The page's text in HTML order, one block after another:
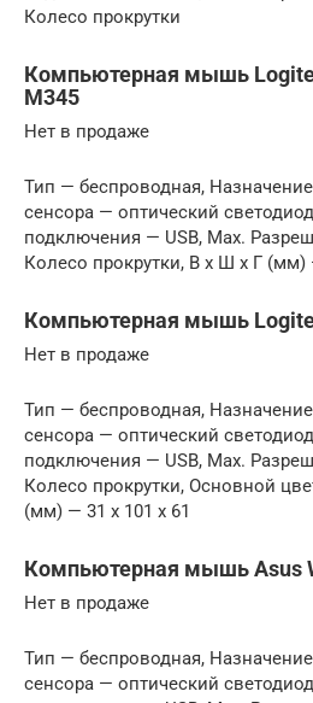
Колесо прокрутки
Компьютерная мышь
M345
Нет в продаже
Тип — беспроводная,
сенсора — оптический
подключения — USB, Max.
Колесо прокрутки, В x Ш x Г (мм)
Компьютерная мышь
Нет в продаже
Тип — беспроводная,
сенсора — оптический
подключения — USB, Max.
Колесо прокрутки, Основной
(мм) — 31 x 101 x 61
Компьютерная мышь Asus
Нет в продаже
Тип — беспроводная,
сенсора — оптический